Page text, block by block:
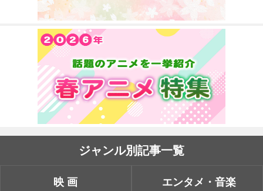
ジャンル別記事一覧
映画 エンタメ・音楽